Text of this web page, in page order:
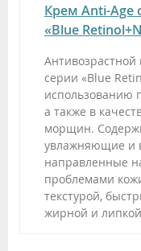
Крем Anti-Age
«Blue
серии «Blue
использованию
а также в
морщин.
увлажняющие и
направленные
проблемами
текстурой,
жирной и